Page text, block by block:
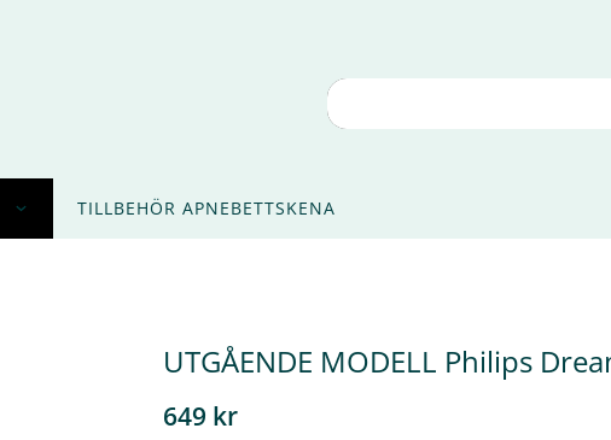
TILLBEHÖR APNEBETTSKENA
UTGÅENDE MODELL Philips
649 kr